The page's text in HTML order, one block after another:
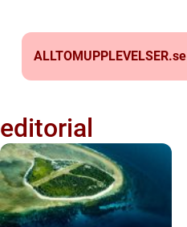
ALLTOMUPPLEVELSER.se
editorial